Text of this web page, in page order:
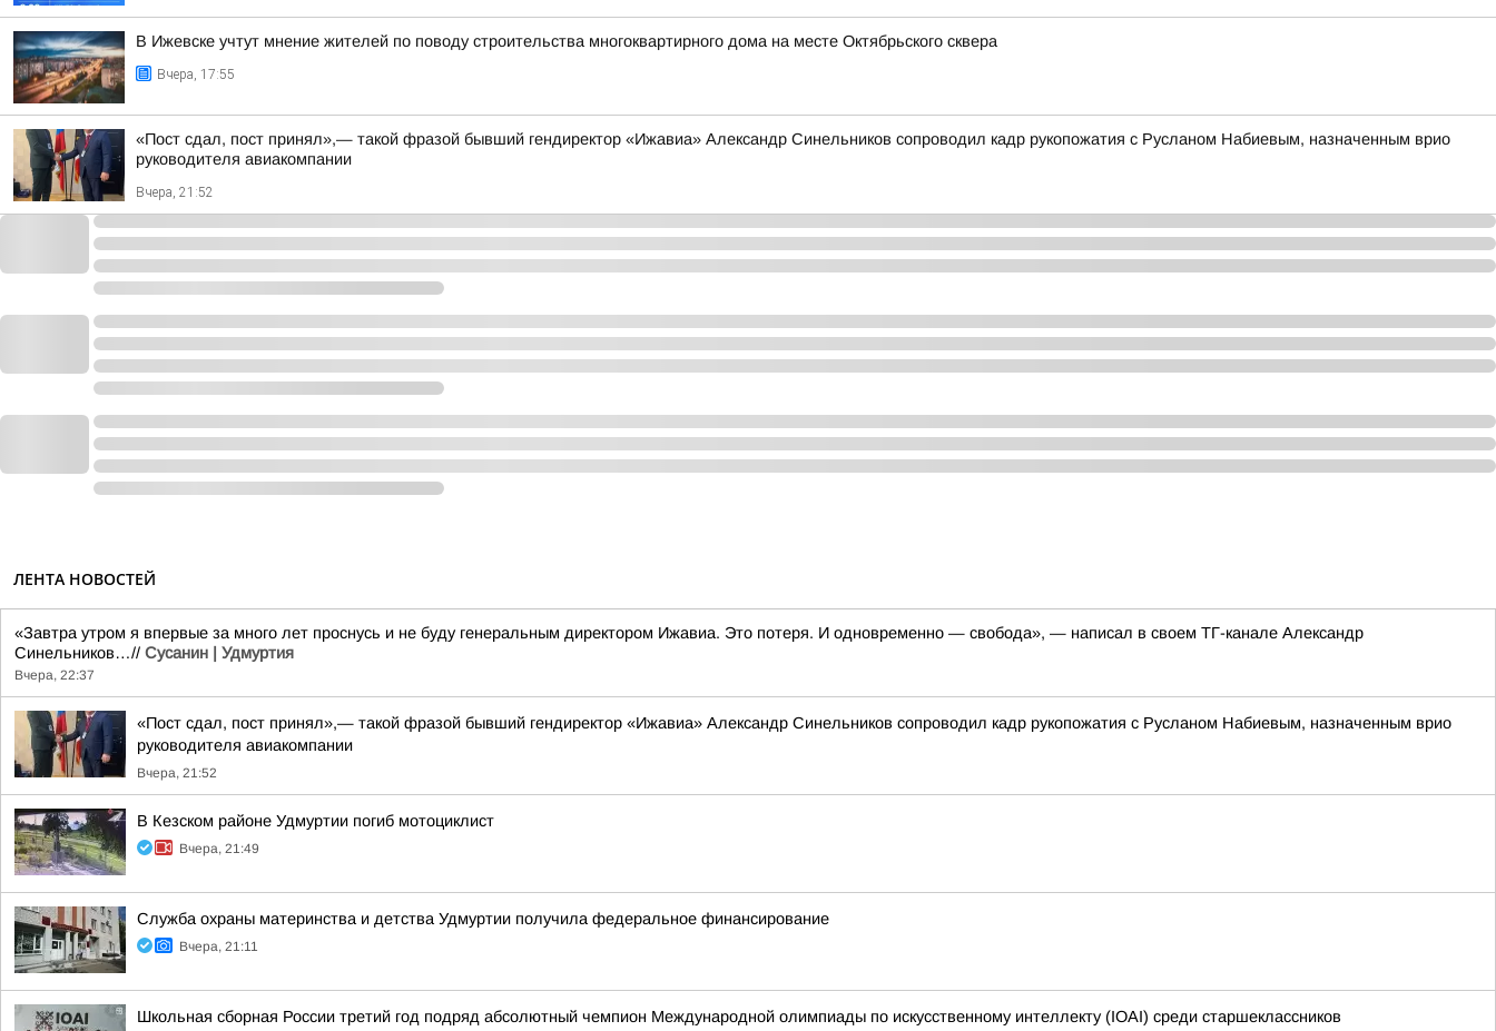
В Ижевске учтут мнение жителей по поводу строительства многоквартирного дома на месте Октябрьского сквера
Вчера, 17:55
«Пост сдал, пост принял»,— такой фразой бывший гендиректор «Ижавиа» Александр Синельников сопроводил кадр рукопожатия с Русланом Набиевым, назначенным врио
руководителя авиакомпании
Вчера, 21:52
ЛЕНТА НОВОСТЕЙ
«Завтра утром я впервые за много лет проснусь и не буду генеральным директором Ижавиа. Это потеря. И одновременно — свобода», — написал в своем ТГ-канале Александр
Синельников…// Сусанин | Удмуртия
Вчера, 22:37
«Пост сдал, пост принял»,— такой фразой бывший гендиректор «Ижавиа» Александр Синельников сопроводил кадр рукопожатия с Русланом Набиевым, назначенным врио
руководителя авиакомпании
Вчера, 21:52
В Кезском районе Удмуртии погиб мотоциклист
Вчера, 21:49
Служба охраны материнства и детства Удмуртии получила федеральное финансирование
Вчера, 21:11
Школьная сборная России третий год подряд абсолютный чемпион Международной олимпиады по искусственному интеллекту (IOAI) среди старшеклассников